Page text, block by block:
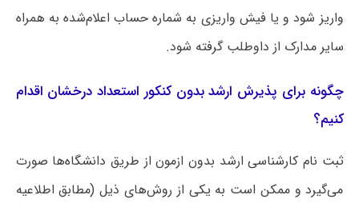
واریز شود و یا فیش واریزی به شماره حساب اعلام‌شده به همراه
سایر مدارک از داوطلب گرفته شود.
چگونه برای پذیرش ارشد بدون کنکور استعداد درخشان اقدام
کنیم؟
ثبت نام کارشناسی ارشد بدون ازمون از طریق دانشگاه‌ها صورت
می‌گیرد و ممکن است به یکی از روش‌های ذیل (مطابق اطلاعیه